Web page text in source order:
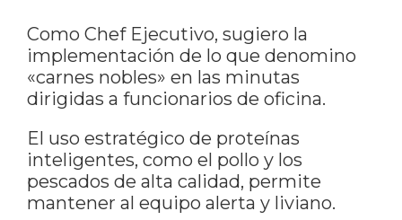
Como Chef Ejecutivo, sugiero la
implementación de lo que denomino
«carnes nobles» en las minutas
dirigidas a funcionarios de oficina.
El uso estratégico de proteínas
inteligentes, como el pollo y los
pescados de alta calidad, permite
mantener al equipo alerta y liviano.